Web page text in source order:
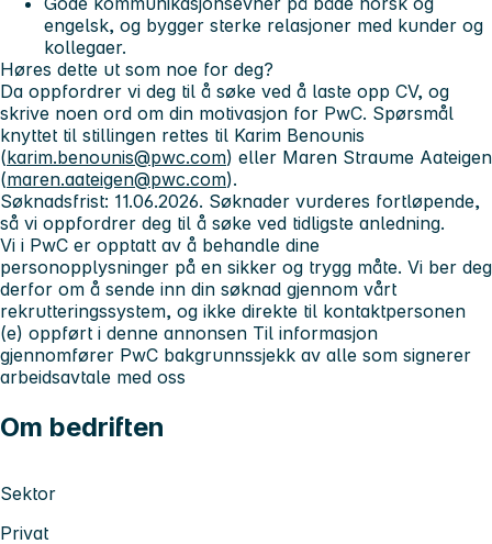
engelsk, og bygger sterke relasjoner med kunder og
kollegaer.
Høres dette ut som noe for deg?
Da oppfordrer vi deg til å søke ved å laste opp CV, og
skrive noen ord om din motivasjon for PwC. Spørsmål
knyttet til stillingen rettes til Karim Benounis
(karim.benounis@pwc.com) eller Maren Straume Aateigen
(maren.aateigen@pwc.com).
Søknadsfrist: 11.06.2026. Søknader vurderes fortløpende,
så vi oppfordrer deg til å søke ved tidligste anledning.
Vi i PwC er opptatt av å behandle dine
personopplysninger på en sikker og trygg måte. Vi ber deg
derfor om å sende inn din søknad gjennom vårt
rekrutteringssystem, og ikke direkte til kontaktpersonen
(e) oppført i denne annonsen Til informasjon
gjennomfører PwC bakgrunnssjekk av alle som signerer
arbeidsavtale med oss
Om bedriften
Sektor
Privat